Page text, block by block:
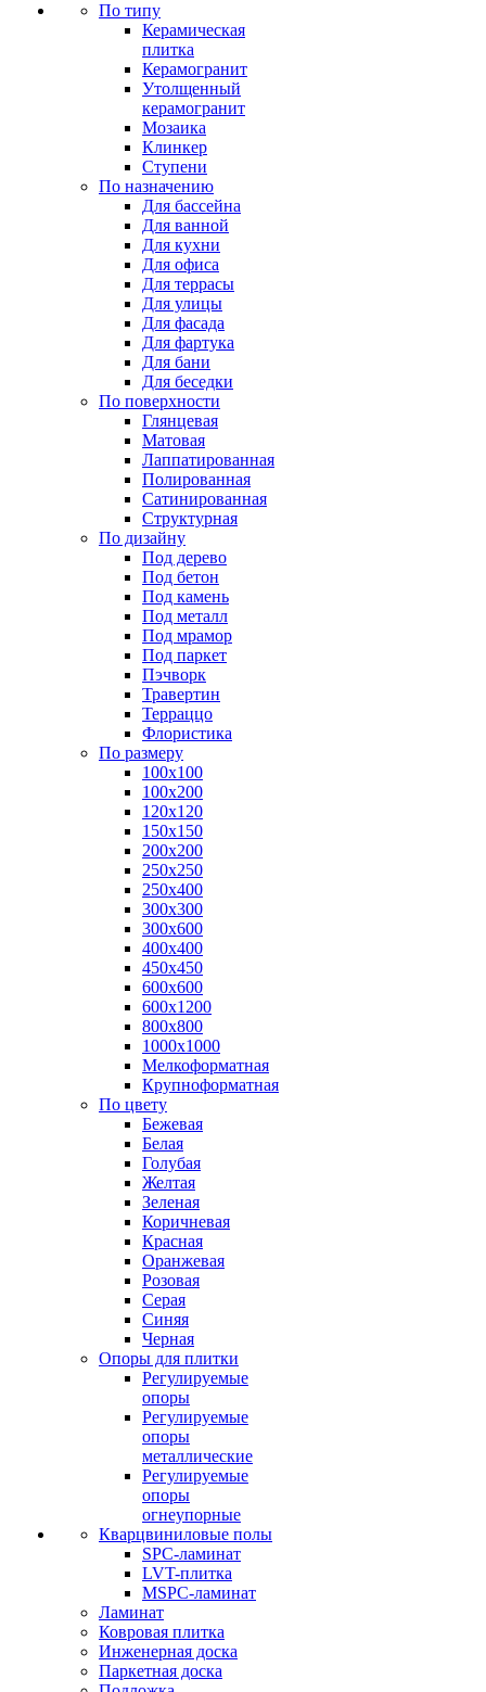
По типу
Керамическая
плитка
Керамогранит
Утолщенный
керамогранит
Мозаика
Клинкер
Ступени
По назначению
Для бассейна
Для ванной
Для кухни
Для офиса
Для террасы
Для улицы
Для фасада
Для фартука
Для бани
Для беседки
По поверхности
Глянцевая
Матовая
Лаппатированная
Полированная
Сатинированная
Структурная
По дизайну
Под дерево
Под бетон
Под камень
Под металл
Под мрамор
Под паркет
Пэчворк
Травертин
Терраццо
Флористика
По размеру
100х100
100х200
120х120
150х150
200х200
250х250
250х400
300х300
300х600
400х400
450х450
600х600
600х1200
800х800
1000х1000
Мелкоформатная
Крупноформатная
По цвету
Бежевая
Белая
Голубая
Желтая
Зеленая
Коричневая
Красная
Оранжевая
Розовая
Серая
Синяя
Черная
Опоры для плитки
Регулируемые
опоры
Регулируемые
опоры
металлические
Регулируемые
опоры
огнеупорные
Кварцвиниловые полы
SPC-ламинат
LVT-плитка
MSPC-ламинат
Ламинат
Ковровая плитка
Инженерная доска
Паркетная доска